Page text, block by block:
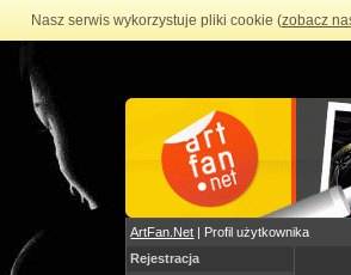
Nasz serwis wykorzystuje pliki cookie (zobacz
ArtFan.Net | Profil użytkownika
Rejestracja